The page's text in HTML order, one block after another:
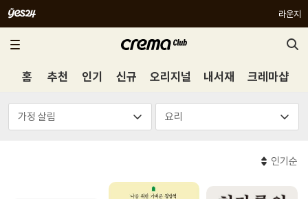
라운지
홈 추천 인기 신규 오리지널 내서재 크레마샵
인기순